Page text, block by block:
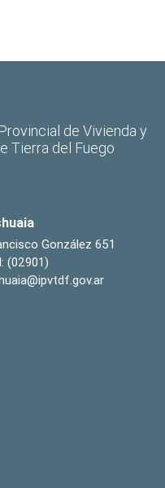
de Vivienda y
Tierra del Fuego
González 651
(02901)